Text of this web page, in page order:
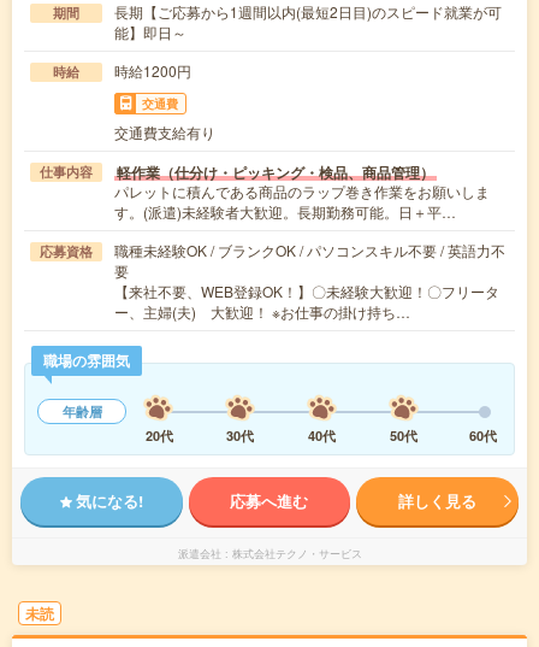
期間
長期【ご応募から1週間以内(最短2日目)のスピード就業が可
能】即日～
時給 時給1200円
交通費
交通費支給有り
仕事内容 軽作業（仕分け・ピッキング・検品、商品管理）
パレットに積んである商品のラップ巻き作業をお願いしま
す。(派遣)未経験者大歓迎。長期勤務可能。日＋平…
応募資格
職種未経験OK / ブランクOK / パソコンスキル不要 / 英語力不
要
【来社不要、WEB登録OK！】〇未経験大歓迎！〇フリータ
ー、主婦(夫) 大歓迎！ ※お仕事の掛け持ち…
職場の雰囲気
年齢層
20代
30代 40代 50代 60代
気になる! 応募へ進む 詳しく見る
派遣会社 株式会社テクノ・サービス
未読